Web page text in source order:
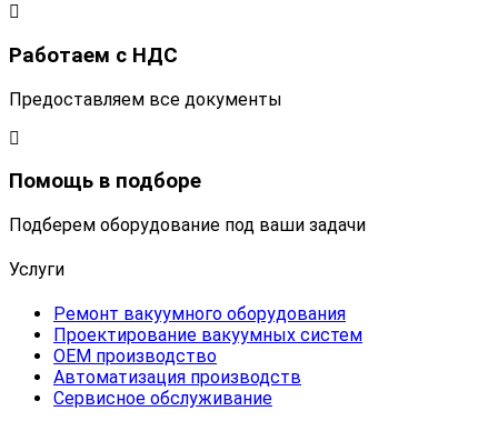
Работаем с НДС
Предоставляем все документы
Помощь в подборе
Подберем оборудование под ваши задачи
Услуги
Ремонт вакуумного оборудования
Проектирование вакуумных систем
OEM производство
Автоматизация производств
Сервисное обслуживание